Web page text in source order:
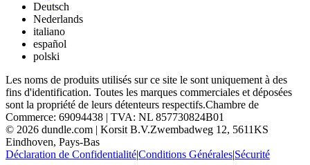
Deutsch
Nederlands
italiano
español
polski
Les noms de produits utilisés sur ce site le sont uniquement à des
fins d'identification. Toutes les marques commerciales et déposées
sont la propriété de leurs détenteurs respectifs.Chambre de
Commerce: 69094438 | TVA: NL 857730824B01
© 2026 dundle.com | Korsit B.V.Zwembadweg 12, 5611KS
Eindhoven, Pays-Bas
Déclaration de ConfidentialitéConditions Générales Sécurité